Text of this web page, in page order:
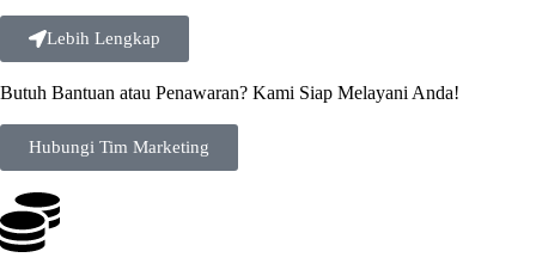
Lebih Lengkap
Butuh Bantuan atau Penawaran? Kami Siap Melayani Anda!
Hubungi Tim Marketing